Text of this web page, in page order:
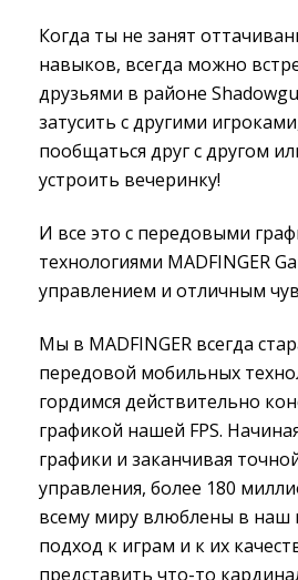
Когда ты не занят
навыков, всегда можно
друзьями в районе
затусить с другими
пообщаться друг с другом
устроить вечеринку!
И все это с передовыми
технологиями MADFINGER
управлением и отличным
Мы в MADFINGER всегда
передовой мобильных
гордимся действительно
графикой нашей FPS.
графики и заканчивая
управления, более 180
всему миру влюблены в
подход к играм и к их
представить что-то